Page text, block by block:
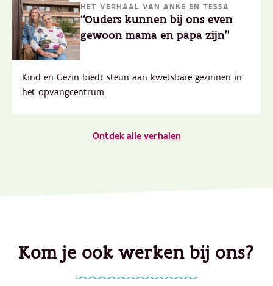
HET VERHAAL VAN ANKE EN TESSA
“Ouders kunnen bij ons even
gewoon mama en papa zijn"
Kind en Gezin biedt steun aan kwetsbare gezinnen in
het opvangcentrum.
Ontdek alle verhalen
Kom je ook werken bij ons?